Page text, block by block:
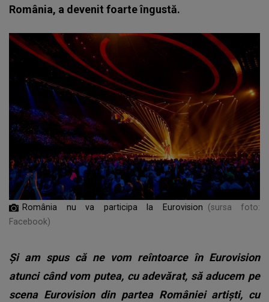
România, a devenit foarte îngustă.
România nu va participa la Eurovision
(sursa foto:
Facebook)
Și am spus că ne vom reîntoarce în Eurovision
atunci când vom putea, cu adevărat, să aducem pe
scena Eurovision din partea României artiști, cu